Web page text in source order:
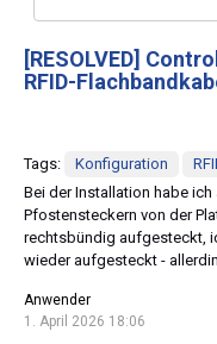
[RESOLVED]
RFID-
Tags: Konfiguration
Bei der Installation habe ich
Pfostensteckern von der
rechtsbündig aufgesteckt,
wieder aufgesteckt -
Anwender
1. April 2026 18:06